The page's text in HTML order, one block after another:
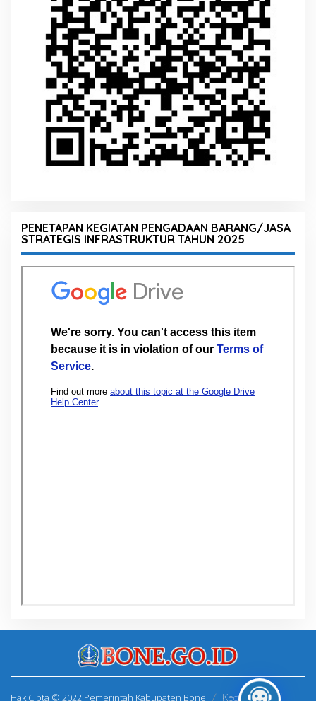
PENETAPAN KEGIATAN PENGADAAN BARANG/JASA
STRATEGIS INFRASTRUKTUR TAHUN 2025
Hak Cipta © 2022 Pemerintah Kabupaten Bone Kecamatan